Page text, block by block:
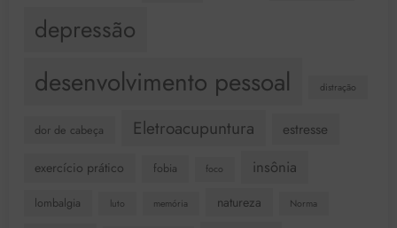
depressão
desenvolvimento pessoal distração
dor de cabeça Eletroacupuntura estresse
exercício prático fobia foco insônia
lombalgia luto memória natureza Norma